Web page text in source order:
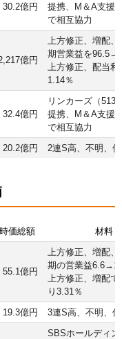
30.2億円
提携、M＆A支援
で相互協力
億円
上方修正、増配
期営業益を
上方修正、配当利
1.14％
32.4億円
リンカーズ（
提携、M＆A支援
で相互協力
20.2億円 2連S高、不明、
時価総額 材料
55.1億円
上方修正、増配
期の営業益
上方修正、増配
り3.31％
19.3億円
3連S高、不明、
SBSホールディン